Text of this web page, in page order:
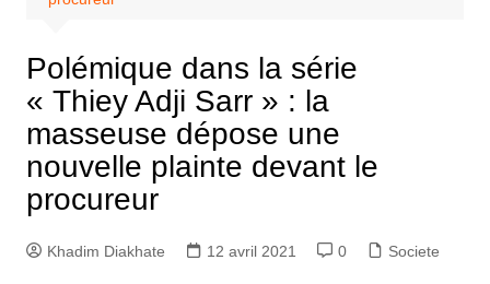
Polémique dans la série
« Thiey Adji Sarr » : la
masseuse dépose une
nouvelle plainte devant le
procureur
Khadim Diakhate 12 avril 2021 0 Societe